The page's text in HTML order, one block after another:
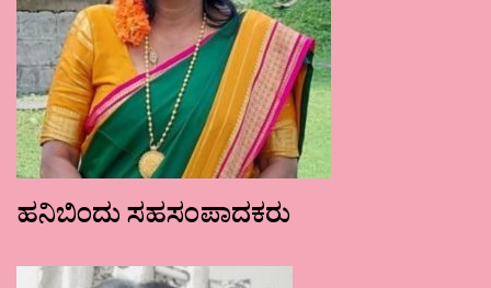
ಹನಿಬಿಂದು ಸಹಸಂಪಾದಕರು